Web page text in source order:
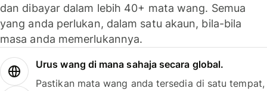
dan dibayar dalam lebih 40+ mata wang. Semua
yang anda perlukan, dalam satu akaun, bila-bila
masa anda memerlukannya.
Urus wang di mana sahaja secara global.
Pastikan mata wang anda tersedia di satu tempat,